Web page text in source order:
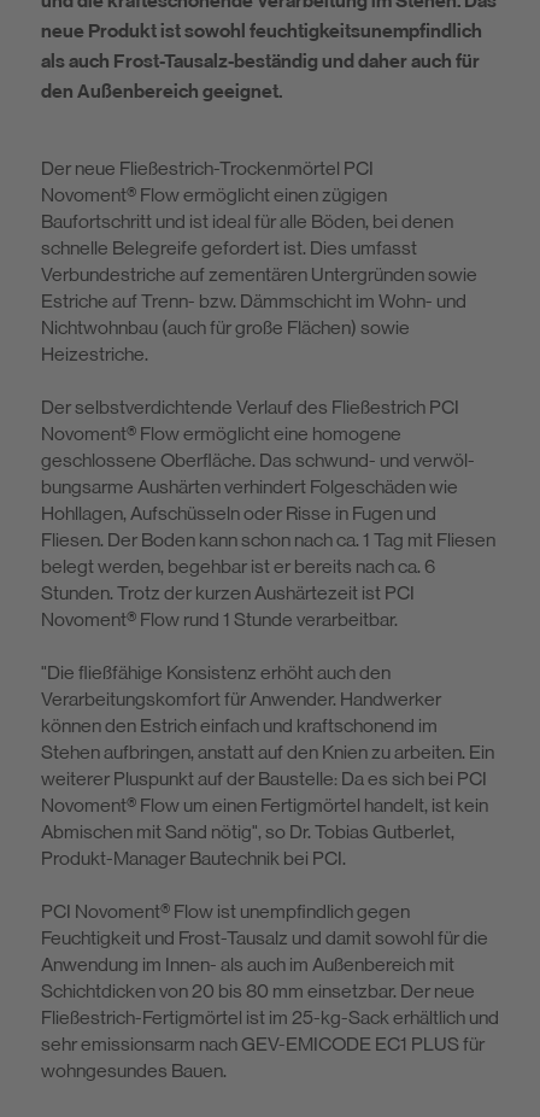
neue Produkt ist sowohl feuchtigkeitsunempfindlich
als auch Frost-Tausalz-beständig und daher auch für
den Außenbereich geeignet.
Der neue Fließestrich-Trockenmörtel PCI
Novoment® Flow ermöglicht einen zügigen
Baufortschritt und ist ideal für alle Böden, bei denen
schnelle Beleg­reife gefordert ist. Dies umfasst
Verbundestriche auf zementären Unter­gründen sowie
Estriche auf Trenn- bzw. Dämmschicht im Wohn- und
Nicht­wohnbau (auch für große Flächen) sowie
Heizestriche.
Der selbstverdichtende Verlauf des Fließestrich PCI
Novoment® Flow ermög­licht eine homogene
geschlossene Oberfläche. Das schwund- und verwöl­
bungsarme Aushärten verhindert Folgeschäden wie
Hohllagen, Aufschüsseln oder Risse in Fugen und
Fliesen. Der Boden kann schon nach ca. 1 Tag mit Fliesen
belegt werden, begehbar ist er bereits nach ca. 6
Stunden. Trotz der kurzen Aushärtezeit ist PCI
Novoment® Flow rund 1 Stunde verarbeitbar.
"Die fließfähige Konsistenz erhöht auch den
Verarbeitungskomfort für Anwender. Handwerker
können den Estrich einfach und kraftschonend im
Stehen aufbringen, anstatt auf den Knien zu arbeiten. Ein
weiterer Pluspunkt auf der Baustelle: Da es sich bei PCI
Novoment® Flow um einen Fertigmörtel handelt, ist kein
Abmischen mit Sand nötig", so Dr. Tobias Gutberlet,
Produkt-Manager Bautechnik bei PCI.
PCI Novoment® Flow ist unempfindlich gegen
Feuchtigkeit und Frost-Tausalz und damit sowohl für die
Anwendung im Innen- als auch im Außenbereich mit
Schichtdicken von 20 bis 80 mm einsetzbar. Der neue
Fließestrich-Fertigmör­tel ist im 25-kg-Sack erhältlich und
sehr emissionsarm nach GEV-EMICODE EC1 PLUS für
wohngesundes Bauen.